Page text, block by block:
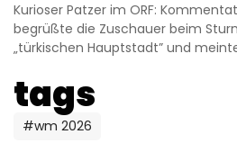
Kurioser Patzer im ORF:
begrüßte die Zuschauer beim
„türkischen Hauptstadt” und
tags
#wm 2026